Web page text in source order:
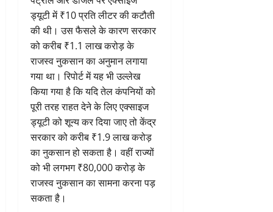
ड्यूटी में ₹10 प्रति लीटर की कटौती
की थी। उस फैसले के कारण सरकार
को करीब ₹1.1 लाख करोड़ के
राजस्व नुकसान का अनुमान लगाया
गया था। रिपोर्ट में यह भी उल्लेख
किया गया है कि यदि तेल कंपनियों को
पूरी तरह राहत देने के लिए एक्साइज
ड्यूटी को शून्य कर दिया जाए तो केंद्र
सरकार को करीब ₹1.9 लाख करोड़
का नुकसान हो सकता है। वहीं राज्यों
को भी लगभग ₹80,000 करोड़ के
राजस्व नुकसान का सामना करना पड़
सकता है।